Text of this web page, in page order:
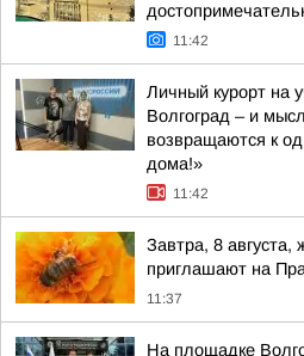
11:42
Личный курорт на
Волгоград – и
возвращаются к
дома!»
11:42
Завтра, 8 августа,
приглашают на
11:37
На площадке